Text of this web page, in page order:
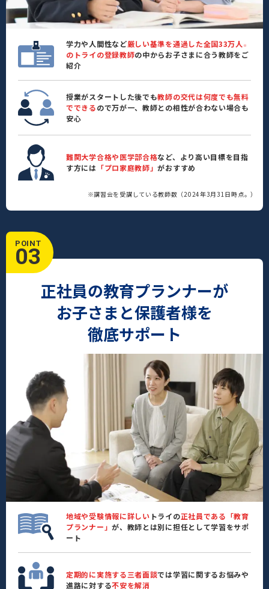
学力や人間性など厳しい基準を通過した全国33万人 ※
のトライの登録教師の中からお子さまに合う教師をご
紹介
授業がスタートした後でも教師の交代は何度でも無料
でできるので万が一、教師との相性が合わない場合も
安心
難関大学合格や医学部合格など、より高い目標を目指
す方には 「プロ家庭教師」がおすすめ
※講習会を受講している教師数（2024年3月31日時点。）
POINT
03
正社員の教育プランナーが
お子さまと保護者様を
徹底サポート
地域や受験情報に詳しい トライの正社員である「教育
プランナー」が、教師とは別に担任として学習をサポ
ート
定期的に実施する三者面談では学習に関するお悩みや
進路に対する不安を解消